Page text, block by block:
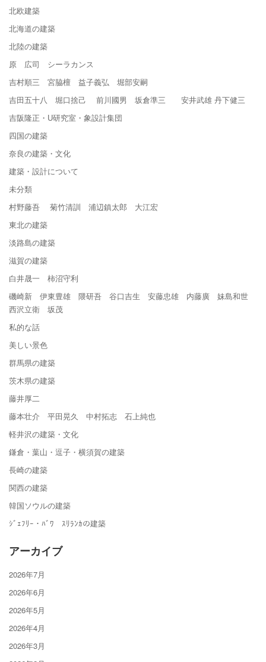
北欧建築
北海道の建築
北陸の建築
原 広司 シーラカンス
吉村順三 宮脇檀 益子義弘 堀部安嗣
吉田五十八 堀口捨己 前川國男 坂倉準三 安井武雄 丹下健三
吉阪隆正・U研究室・象設計集団
四国の建築
奈良の建築・文化
建築・設計について
未分類
村野藤吾 菊竹清訓 浦辺鎮太郎 大江宏
東北の建築
淡路島の建築
滋賀の建築
白井晟一 柿沼守利
磯崎新 伊東豊雄 隈研吾 谷口吉生 安藤忠雄 内藤廣 妹島和世
西沢立衛 坂茂
私的な話
美しい景色
群馬県の建築
茨木県の建築
藤井厚二
藤本壮介 平田晃久 中村拓志 石上純也
軽井沢の建築・文化
鎌倉・葉山・逗子・横須賀の建築
長崎の建築
関西の建築
韓国ソウルの建築
ｼﾞｪﾌﾘｰ・ﾊﾞﾜ ｽﾘﾗﾝｶの建築
アーカイブ
2026年7月
2026年6月
2026年5月
2026年4月
2026年3月